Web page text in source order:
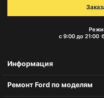
с 9:00 до 21:00
Информация
Ремонт Ford по моделям